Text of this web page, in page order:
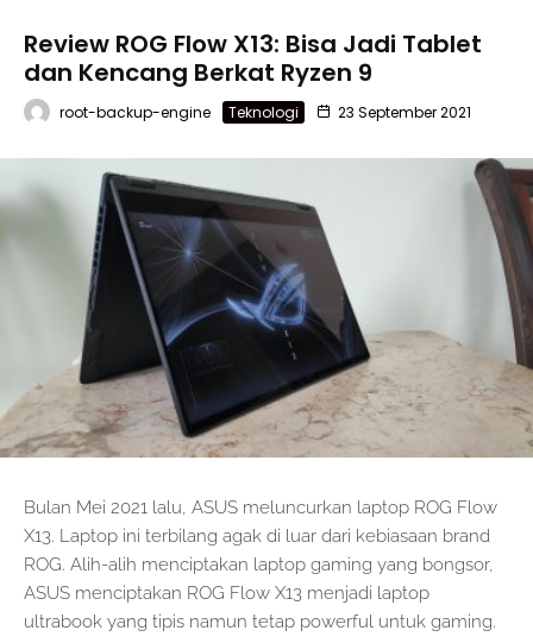
Review ROG Flow X13: Bisa Jadi Tablet
dan Kencang Berkat Ryzen 9
root-backup-engine Teknologi 23 September 2021
Bulan Mei 2021 lalu, ASUS meluncurkan laptop ROG Flow
X13. Laptop ini terbilang agak di luar dari kebiasaan brand
ROG. Alih-alih menciptakan laptop gaming yang bongsor,
ASUS menciptakan ROG Flow X13 menjadi laptop
ultrabook yang tipis namun tetap powerful untuk gaming.